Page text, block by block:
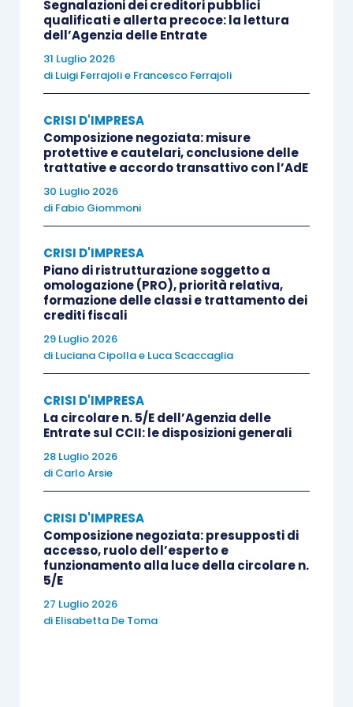
convenzioni di moratoriaanche a
creditori diversi da banche e intermediari
finanziari, fermo restando il requisito della
creditori che rappresentino almeno il 75%
dei crediti riferiti ad una o più categorie
giuridicamente ed economicamente
Per entrambi i due istituti sopra riportati è inoltre
previsto che, nell’eventualità in cui il piano
subisca modifiche sostanziali, il professionista
attestatore dovrà provvedere alrinnovo della
propria attestazione
I principi e i criteri direttivi riportati nella delega
procedura delconcordato preventivo
abbiamo anticipato, la delega prevede
l’introduzione di particolari novità finalizzate alla
conservazione ed al recupero dell’impresa
degli accordi tra creditori ed imprenditore e,
dall’altro,privilegiandola procedura di
concordato con continuità aziendale.
Infatti, già con gli interventi normativi degli ultimi
Segnalazioni dei creditori pubblici
qualificati e allerta precoce: la lettura
dell’Agenzia delle Entrate
31 Luglio 2026
di Luigi Ferrajolie Francesco Ferrajoli
CRISI D'IMPRESA
Composizione negoziata: misure
protettive e cautelari, conclusione delle
trattative e accordo transattivo con l’AdE
30 Luglio 2026
di Fabio Giommoni
CRISI D'IMPRESA
Piano di ristrutturazione soggetto a
omologazione (PRO), priorità relativa,
formazione delle classi e trattamento dei
crediti fiscali
29 Luglio 2026
di Luciana Cipollae Luca Scaccaglia
CRISI D'IMPRESA
La circolare n. 5/E dell’Agenzia delle
Entrate sul CCII: le disposizioni generali
28 Luglio 2026
di Carlo Arsie
CRISI D'IMPRESA
Composizione negoziata: presupposti di
accesso, ruolo dell’esperto e
funzionamento alla luce della circolare n.
5/E
27 Luglio 2026
di Elisabetta De Toma